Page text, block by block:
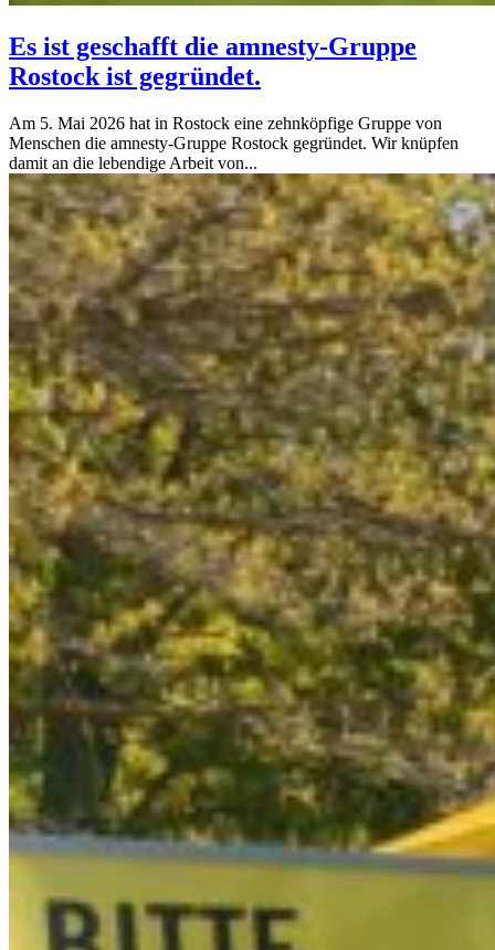
Es ist geschafft die amnesty-Gruppe
Rostock ist gegründet.
Am 5. Mai 2026 hat in Rostock eine zehnköpfige Gruppe von
Menschen die amnesty-Gruppe Rostock gegründet. Wir knüpfen
damit an die lebendige Arbeit von...